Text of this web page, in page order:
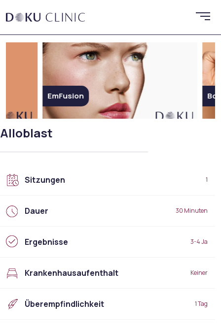
EmFusion Botox
Alloblast
Sitzungen 1
Dauer 30 Minuten
Ergebnisse 3-4 Ja
Krankenhausaufenthalt Keiner
Überempfindlichkeit 1 Tag